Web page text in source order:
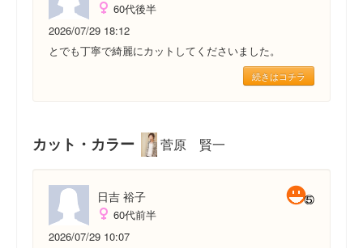
60代後半
2026/07/29 18:12
とでも丁寧で綺麗にカットしてくださいました。
続きはコチラ
カット・カラー 菅原 賢一
日吉 裕子
60代前半
2026/07/29 10:07